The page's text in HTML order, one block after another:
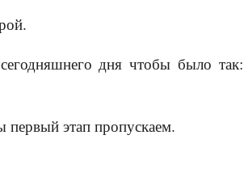
дня чтобы было так:
первый этап пропускаем.